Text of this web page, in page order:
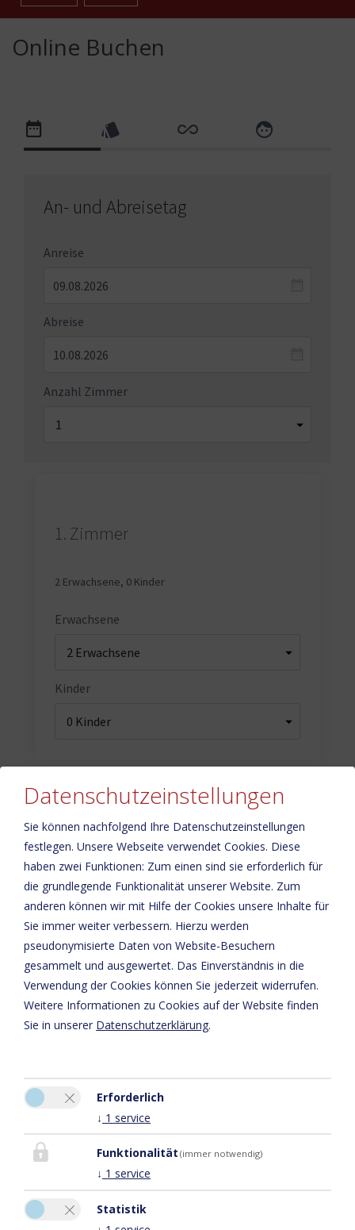
Online Buchen
An- und Abreisetag
Anreise
Abreise
Anzahl Zimmer
1. Zimmer
2 Erwachsene, 0 Kinder
Erwachsene
Kinder
Weiter
Bitte aktivieren Sie in den Cookie Einstellungen die Option
"Funktionalität" für die korrekte Map-Darstellung
Cookie Einstellungen
Datenschutzeinstellungen
Sie können nachfolgend Ihre Datenschutzeinstellungen
festlegen. Unsere Webseite verwendet Cookies. Diese
haben zwei Funktionen: Zum einen sind sie erforderlich für
die grundlegende Funktionalität unserer Website. Zum
anderen können wir mit Hilfe der Cookies unsere Inhalte für
Sie immer weiter verbessern. Hierzu werden
pseudonymisierte Daten von Website-Besuchern
gesammelt und ausgewertet. Das Einverständnis in die
Verwendung der Cookies können Sie jederzeit widerrufen.
Weitere Informationen zu Cookies auf der Website finden
Sie in unserer Datenschutzerklärung.
Erforderlich
↓ 1 service
Funktionalität (immer notwendig)
↓ 1 service
Statistik